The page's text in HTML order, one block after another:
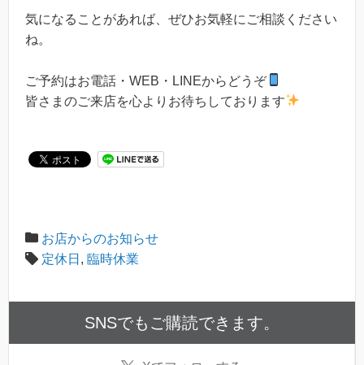
気になることがあれば、ぜひお気軽にご相談ください
ね。
ご予約はお電話・WEB・LINEからどうぞ
皆さまのご来店を心よりお待ちしております
お店からのお知らせ
定休日 , 臨時休業
SNSでもご購読できます。